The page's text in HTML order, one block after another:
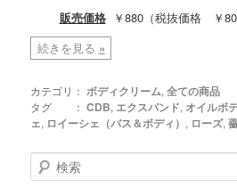
販売価格￥880（税抜価格 ￥
続きを見る »
カテゴリ： ボディクリーム,全ての商品
タグ ： CDB, エクスパンド, オイルボ
ェ, ロイーシェ（バス＆ボディ） , ローズ,
検
索